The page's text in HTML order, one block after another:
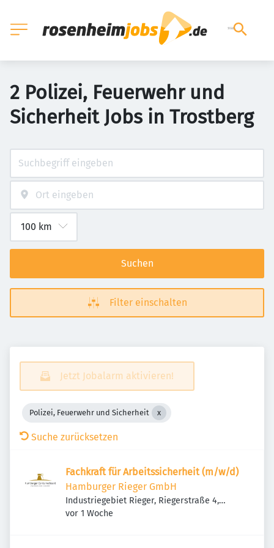
2 Polizei, Feuerwehr und
Sicherheit Jobs in Trostberg
Suchen
Filter einschalten
Jetzt Jobalarm aktivieren!
Polizei, Feuerwehr und Sicherheit
Suche zurücksetzen
Fachkraft für Arbeitssicherheit (m/w/d)
Hamburger Rieger GmbH
Industriegebiet Rieger, Riegerstraße 4,
83308 Trostberg, Deutschland
Veröffentlicht
vor 1 Woche